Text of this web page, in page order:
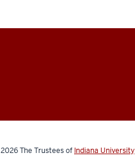
The Trustees of Indiana University